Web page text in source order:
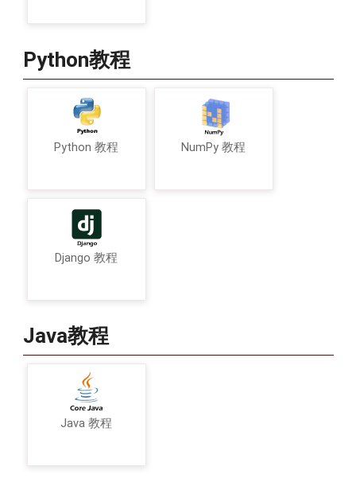
Python教程
Python 教程 NumPy 教程
Django 教程
Java教程
Java 教程